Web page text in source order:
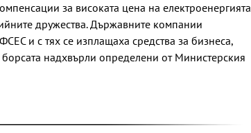
за високата цена на електроенергията
дружества. Държавните компании
и с тях се изплащаха средства за бизнеса,
борсата надхвърли определени от Министерския